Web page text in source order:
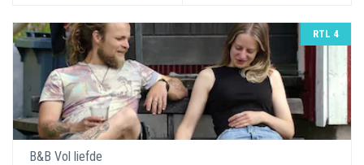
RTL 4
B&B Vol liefde